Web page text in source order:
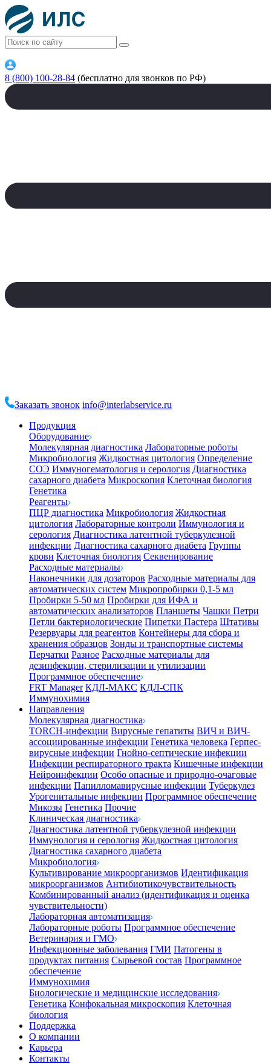
8 (800) 100-28-84 (бесплатно для звонков по РФ)
Заказать звонок info@interlabservice.ru
Продукция
Оборудование
Молекулярная диагностика Лабораторные роботы
Микробиология Жидкостная цитология Определение
СОЭ Иммуногематология и серология Диагностика
сахарного диабета Микроскопия Клеточная биология
Генетика
Реагенты
ПЦР диагностика Микробиология Жидкостная
цитология Лабораторные контроли Иммунология и
серология Диагностика латентной туберкулезной
инфекции Диагностика сахарного диабета Группы
крови Клеточная биология Секвенирование
Расходные материалы
Наконечники для дозаторов Расходные материалы для
автоматических систем Микропробирки 0,1-5 мл
Пробирки 5-50 мл Пробирки для ИФА и
автоматических анализаторов Планшеты Чашки Петри
Петли бактериологические Пипетки Пастера Штативы
Резервуары для реагентов Контейнеры для сбора и
хранения образцов Зонды и транспортные системы
Перчатки Разное Расходные материалы для
дезинфекции, стерилизации и утилизации
Программное обеспечение
FRT Manager КДЛ-МАКС КДЛ-СПК
Иммунохимия
Направления
Молекулярная диагностика
TORCH-инфекции Вирусные гепатиты ВИЧ и ВИЧ-
ассоциированные инфекции Генетика человека Герпес-
вирусные инфекции Гнойно-септические инфекции
Инфекции респираторного тракта Кишечные инфекции
Нейроинфекции Особо опасные и природно-очаговые
инфекции Папилломавирусные инфекции Туберкулез
Урогенитальные инфекции Программное обеспечение
Микозы Генетика Прочие
Клиническая диагностика
Диагностика латентной туберкулезной инфекции
Иммунология и серология Жидкостная цитология
Диагностика сахарного диабета
Микробиология
Культивирование микроорганизмов Идентификация
микроорганизмов Антибиотикочувствительность
Комбинированный анализ (идентификация и оценка
чувствительности)
Лабораторная автоматизация
Лабораторные роботы Программное обеспечение
Ветеринария и ГМО
Инфекционные заболевания ГМИ Патогены в
продуктах питания Сырьевой состав Программное
обеспечение
Иммунохимия
Биологические и медицинские исследования
Генетика Конфокальная микроскопия Клеточная
биология
Поддержка
О компании
Карьера
Контакты